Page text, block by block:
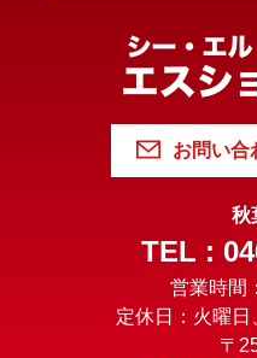
お問い合
秋
TEL :
営業時間
定休日：火曜日
〒